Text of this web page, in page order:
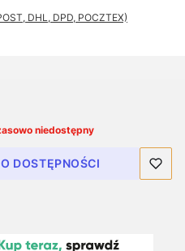
DHL, DPD, POCZTEX)
niedostępny
DOSTĘPNOŚCI